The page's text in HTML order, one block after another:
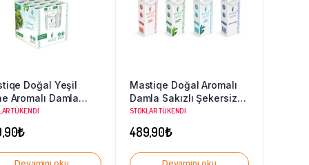
Doğal Yeşil
Aromalı Damla
Şekersiz Sakız 20
TÜKENDI
₺
Mastiqe Doğal Aromalı
Damla Sakızlı Şekersiz
Sakız-Karışık Paket 12
STOKLAR TÜKENDI
489,90₺